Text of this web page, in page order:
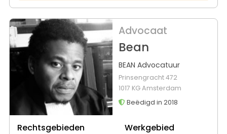
Advocaat
Bean
BEAN Advocatuur
Prinsengracht 472
1017 KG Amsterdam
Beëdigd in 2018
Rechtsgebieden Werkgebied